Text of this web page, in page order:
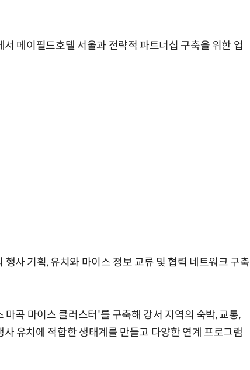
메이필드호텔 서울과 전략적 파트너십 구축을 위한 업
사 기획, 유치와 마이스 정보 교류 및 협력 네트워크 구축
곡 마이스 클러스터'를 구축해 강서 지역의 숙박, 교통,
유치에 적합한 생태계를 만들고 다양한 연계 프로그램